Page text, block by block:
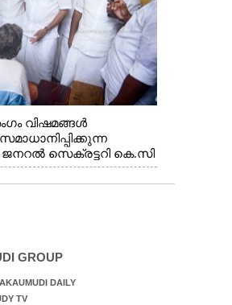
ടി. സിദ്ദിഖ്, റെജി
എൽ. എ എന്നിവർ സമീപം
വിഷമങ്ങൾ
സെക്രട്ടറി കെ.സി
എം.പി. സഹകരണ-
മന്ത്രി എം. ലിജു,
GROUP
DAILY
TV